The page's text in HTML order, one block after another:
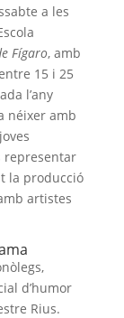
a les
Fígaro, amb
15 i 25
l’any
néixer amb
representar
la producció
artistes
d’humor
Rius.